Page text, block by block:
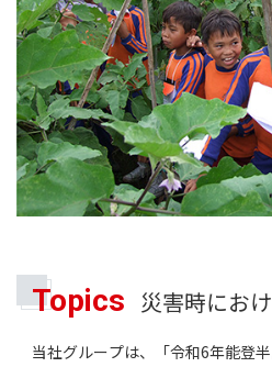
Topics 災害時にお
当社グループは、「令和6年能登